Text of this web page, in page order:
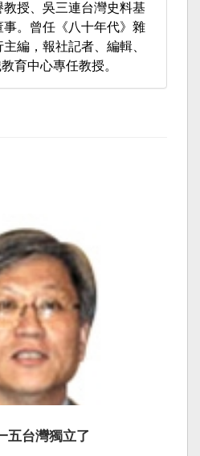
教授、吳三連台灣史料基
事。曾任《八十年代》雜
編，報社記者、編輯、
育中心專任教授。
五台灣獨立了